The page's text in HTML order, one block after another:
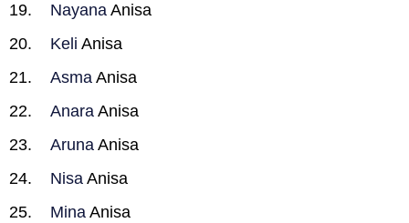
Nayana Anisa
Keli Anisa
Asma Anisa
Anara Anisa
Aruna Anisa
Nisa Anisa
Mina Anisa